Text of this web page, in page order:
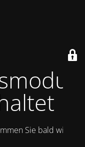
Sie bald wieder.